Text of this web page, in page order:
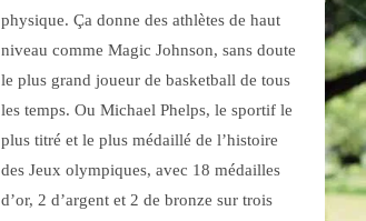
physique. Ça donne des athlètes de haut
niveau comme Magic Johnson, sans doute
le plus grand joueur de basketball de tous
les temps. Ou Michael Phelps, le sportif le
plus titré et le plus médaillé de l’histoire
des Jeux olympiques, avec 18 médailles
d’or, 2 d’argent et 2 de bronze sur trois